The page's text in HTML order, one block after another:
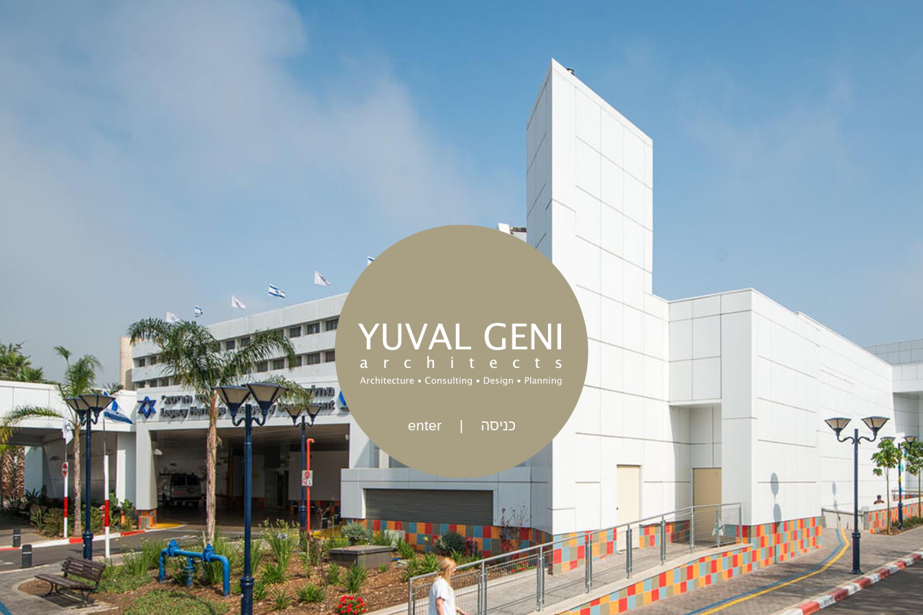
enter | כניסה